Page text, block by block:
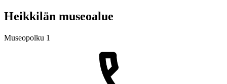
Heikkilän museoalue
Museopolku 1